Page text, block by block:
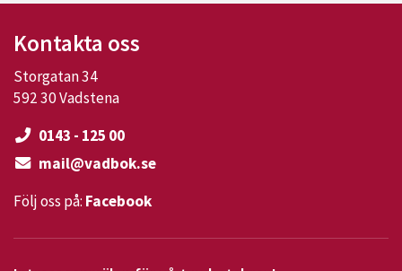
Kontakta oss
Storgatan 34
592 30 Vadstena
0143 - 125 00
mail@vadbok.se
Följ oss på: Facebook